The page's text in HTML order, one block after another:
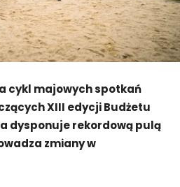
cykl majowych spotkań
XIII edycji Budżetu
dysponuje rekordową pulą
zmiany w